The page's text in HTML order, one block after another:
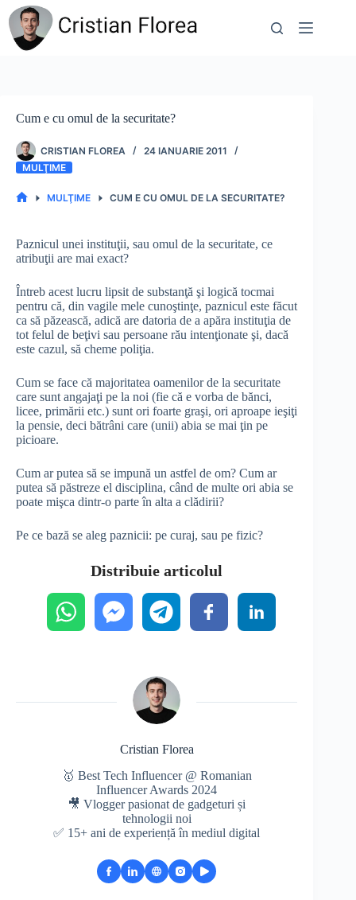
Sari
conținut
Cum e cu omul de la securitate?
CRISTIAN FLOREA
24 IANUARIE 2011
MULŢIME
MULŢIME CUM E CU OMUL DE LA SECURITATE?
Paznicul unei instituţii, sau omul de la securitate, ce
atribuţii are mai exact?
Întreb acest lucru lipsit de substanţă şi logică tocmai
pentru că, din vagile mele cunoştinţe, paznicul este făcut
ca să păzească, adică are datoria de a apăra instituţia de
tot felul de beţivi sau persoane rău intenţionate şi, dacă
este cazul, să cheme poliţia.
Cum se face că majoritatea oamenilor de la securitate
care sunt angajaţi pe la noi (fie că e vorba de bănci,
licee, primării etc.) sunt ori foarte graşi, ori aproape ieşiţi
la pensie, deci bătrâni care (unii) abia se mai ţin pe
picioare.
Cum ar putea să se impună un astfel de om? Cum ar
putea să păstreze el disciplina, când de multe ori abia se
poate mişca dintr-o parte în alta a clădirii?
Pe ce bază se aleg paznicii: pe curaj, sau pe fizic?
Distribuie articolul
Cristian Florea
🥇 Best Tech Influencer @ Romanian
Influencer Awards 2024
🎥 Vlogger pasionat de gadgeturi și
tehnologii noi
✅ 15+ ani de experiență în mediul digital